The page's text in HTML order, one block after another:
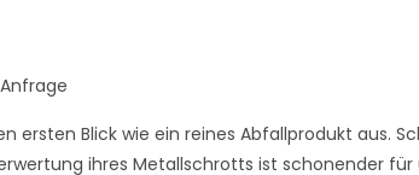
ersten Blick wie ein reines Abfallprodukt aus.
ihres Metallschrotts ist schonender